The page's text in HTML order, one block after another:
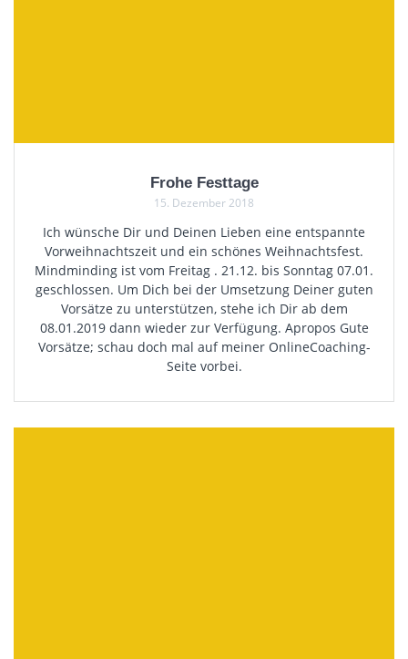
Frohe Festtage
15. Dezember 2018
Ich wünsche Dir und Deinen Lieben eine entspannte
Vorweihnachtszeit und ein schönes Weihnachtsfest.
Mindminding ist vom Freitag . 21.12. bis Sonntag 07.01.
geschlossen. Um Dich bei der Umsetzung Deiner guten
Vorsätze zu unterstützen, stehe ich Dir ab dem
08.01.2019 dann wieder zur Verfügung. Apropos Gute
Vorsätze; schau doch mal auf meiner OnlineCoaching-
Seite vorbei.